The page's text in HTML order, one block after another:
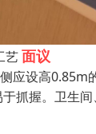
艺面议
应设高
抓握。卫生